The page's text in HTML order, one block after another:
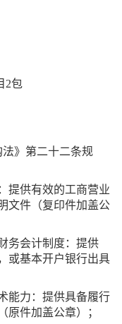
2包
》第二十二条规
提供有效的工商营业
文件（复印件加盖公
务会计制度：提供
或基本开户银行出具
能力：提供具备履行
原件加盖公章）；